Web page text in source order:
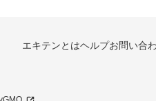
エキテンとはヘルプお問い合